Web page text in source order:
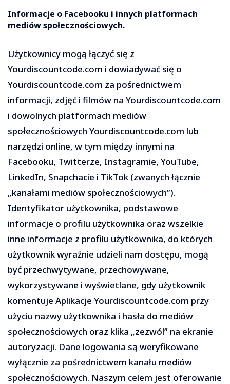
Informacje o Facebooku i innych platformach
mediów społecznościowych.
Użytkownicy mogą łączyć się z
Yourdiscountcode.com i dowiadywać się o
Yourdiscountcode.com za pośrednictwem
informacji, zdjęć i filmów na Yourdiscountcode.com
i dowolnych platformach mediów
społecznościowych Yourdiscountcode.com lub
narzędzi online, w tym między innymi na
Facebooku, Twitterze, Instagramie, YouTube,
LinkedIn, Snapchacie i TikTok (zwanych łącznie
„kanałami mediów społecznościowych”).
Identyfikator użytkownika, podstawowe
informacje o profilu użytkownika oraz wszelkie
inne informacje z profilu użytkownika, do których
użytkownik wyraźnie udzieli nam dostępu, mogą
być przechwytywane, przechowywane,
wykorzystywane i wyświetlane, gdy użytkownik
komentuje Aplikacje Yourdiscountcode.com przy
użyciu nazwy użytkownika i hasła do mediów
społecznościowych oraz klika „zezwól” na ekranie
autoryzacji. Dane logowania są weryfikowane
wyłącznie za pośrednictwem kanału mediów
społecznościowych. Naszym celem jest oferowanie